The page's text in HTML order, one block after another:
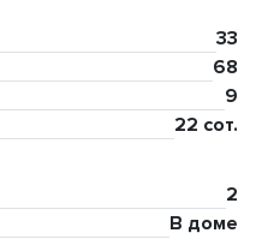
33
68
9
22 сот.
2
В доме